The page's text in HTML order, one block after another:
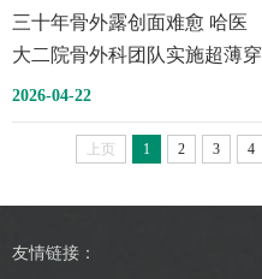
三十年骨外露创面难愈 哈医
大二院骨外科团队实施超薄穿
支游离皮瓣技术 治愈患者半
生顽疾
2026-04-22
上页 1 2 3 4
友情链接：